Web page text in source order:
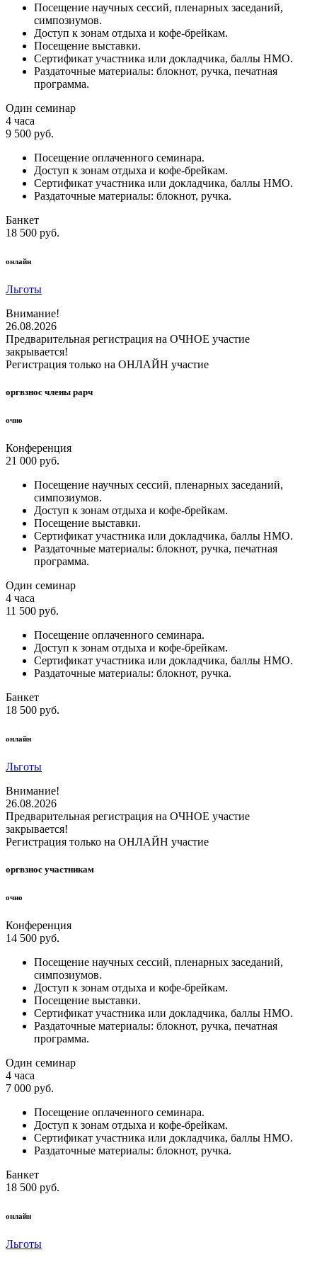
Посещение научных сессий, пленарных заседаний,
симпозиумов.
Доступ к зонам отдыха и кофе-брейкам.
Посещение выставки.
Сертификат участника или докладчика, баллы НМО.
Раздаточные материалы: блокнот, ручка, печатная
программа.
Один семинар
4 часа
9 500 руб.
Посещение оплаченного семинара.
Доступ к зонам отдыха и кофе-брейкам.
Сертификат участника или докладчика, баллы НМО.
Раздаточные материалы: блокнот, ручка.
Банкет
18 500 руб.
онлайн
Льготы
Внимание!
26.08.2026
Предварительная регистрация на ОЧНОЕ участие
закрывается!
Регистрация только на ОНЛАЙН участие
оргвзнос члены рарч
очно
Конференция
21 000 руб.
Посещение научных сессий, пленарных заседаний,
симпозиумов.
Доступ к зонам отдыха и кофе-брейкам.
Посещение выставки.
Сертификат участника или докладчика, баллы НМО.
Раздаточные материалы: блокнот, ручка, печатная
программа.
Один семинар
4 часа
11 500 руб.
Посещение оплаченного семинара.
Доступ к зонам отдыха и кофе-брейкам.
Сертификат участника или докладчика, баллы НМО.
Раздаточные материалы: блокнот, ручка.
Банкет
18 500 руб.
онлайн
Льготы
Внимание!
26.08.2026
Предварительная регистрация на ОЧНОЕ участие
закрывается!
Регистрация только на ОНЛАЙН участие
оргвзнос участникам
очно
Конференция
14 500 руб.
Посещение научных сессий, пленарных заседаний,
симпозиумов.
Доступ к зонам отдыха и кофе-брейкам.
Посещение выставки.
Сертификат участника или докладчика, баллы НМО.
Раздаточные материалы: блокнот, ручка, печатная
программа.
Один семинар
4 часа
7 000 руб.
Посещение оплаченного семинара.
Доступ к зонам отдыха и кофе-брейкам.
Сертификат участника или докладчика, баллы НМО.
Раздаточные материалы: блокнот, ручка.
Банкет
18 500 руб.
онлайн
Льготы